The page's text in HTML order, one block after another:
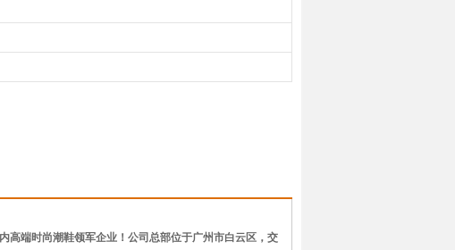
高端时尚潮鞋领军企业！公司总部位于广州市白云区，交